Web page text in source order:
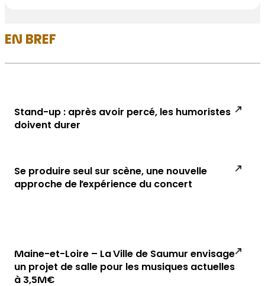
EN BREF
Stand-up : après avoir percé, les humoristes
doivent durer
Se produire seul sur scène, une nouvelle
approche de l’expérience du concert
Maine-et-Loire – La Ville de Saumur envisage
un projet de salle pour les musiques actuelles
à 3,5M€